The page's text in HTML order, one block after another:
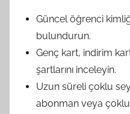
Güncel öğrenci
bulundurun.
Genç kart, indirim
şartlarını inceleyin.
Uzun süreli çoklu
abonman veya